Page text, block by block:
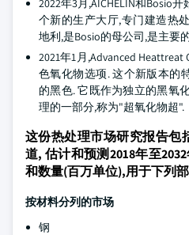
2022年3月,AICHELIN和Bosio
个新的生产大厅,专门建造热
地利,是Bosio的母公司,是主要
2021年1月,Advanced
色氧化物选项. 这个新版本的
的黑色. 它既作为独立的黑氧
理的一部分,称为"超氧化物超".
这份热处理市场研究报告包
道, 估计和预测2018年至
和数量(百万单位),用于下列
按材料分列的市场
钢